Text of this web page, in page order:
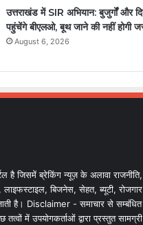
उत्तराखंड में SIR अभियान: बुजुर्गों और
पहुंचेंगे बीएलओ, बूथ जाने की नहीं होगी
August 6, 2026
है जिसमें ब्रेकिंग न्यूज़ के अलावा
बिजनेस, सेहत, ब्यूटी,
है। Disclaimer - समाचार से
में उपयोगकर्ताओं द्वारा प्रस्तुत